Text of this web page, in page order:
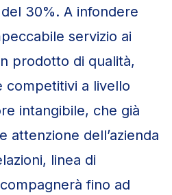
30%. A infondere
servizio ai
prodotto di qualità,
competitivi a livello
intangibile, che già
attenzione dell’azienda
linea di
fino ad